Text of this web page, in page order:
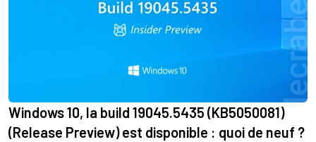
Windows 10, la build 19045.5435 (KB5050081)
(Release Preview) est disponible : quoi de neuf ?